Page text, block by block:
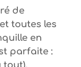
de
toutes les
en
parfaite :
tout),